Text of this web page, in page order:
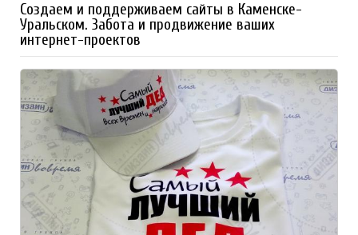
Создаем и поддерживаем сайты в Каменске-
Уральском. Забота и продвижение ваших
интернет-проектов